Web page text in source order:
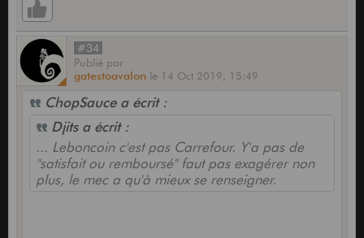
#34
Publié par
gatestoavalon le 14 Oct 2019, 15:49
ChopSauce a écrit :
Djits a écrit :
... Leboncoin c'est pas Carrefour. Y'a pas de
"satisfait ou remboursé" faut pas exagérer non
plus, le mec a qu'à mieux se renseigner.